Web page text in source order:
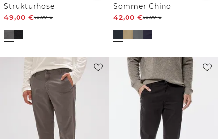
Strukturhose
49,00 €69,99€
Sommer Chino
42,00 €59,99€